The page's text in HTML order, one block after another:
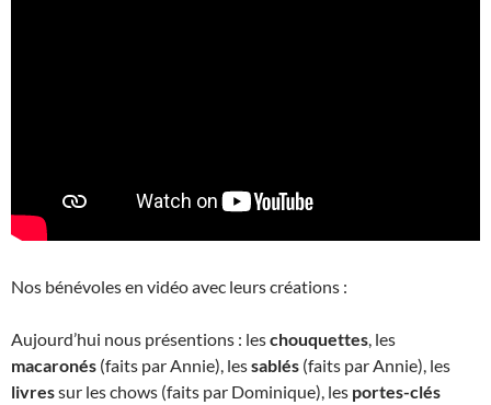
Nos bénévoles en vidéo avec leurs créations :
Aujourd’hui nous présentions : leschouquettes , les
macaronés (faits par Annie), lessablés (faits par Annie), les
livressur les chows (faits par Dominique), les portes-clés